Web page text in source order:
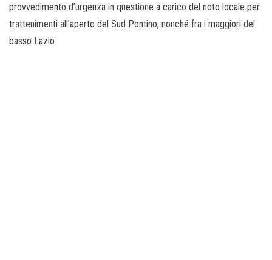
provvedimento d’urgenza in questione a carico del noto locale per
trattenimenti all’aperto del Sud Pontino, nonché fra i maggiori del
basso Lazio.